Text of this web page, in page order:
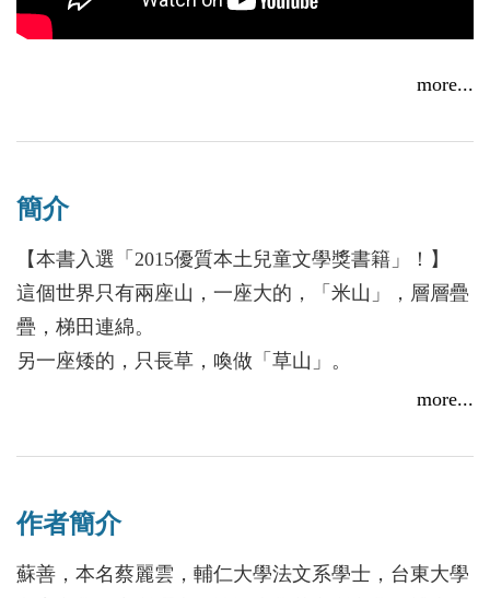
／蘇善
2016/11/23
more...
簡介
【本書入選「2015優質本土兒童文學獎書籍」！】
這個世界只有兩座山，一座大的，「米山」，層層疊
疊，梯田連綿。
另一座矮的，只長草，喚做「草山」。
山設置飛火炮陣。
more...
作者簡介
蘇善，本名蔡麗雲，輔仁大學法文系學士，台東大學